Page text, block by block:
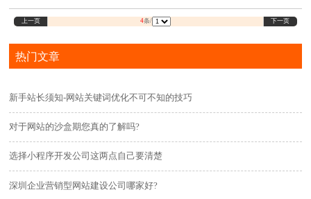
上一页 4条/ 下一页
热门文章
新手站长须知-网站关键词优化不可不知的技巧
对于网站的沙盒期您真的了解吗?
选择小程序开发公司这两点自己要清楚
深圳企业营销型网站建设公司哪家好?